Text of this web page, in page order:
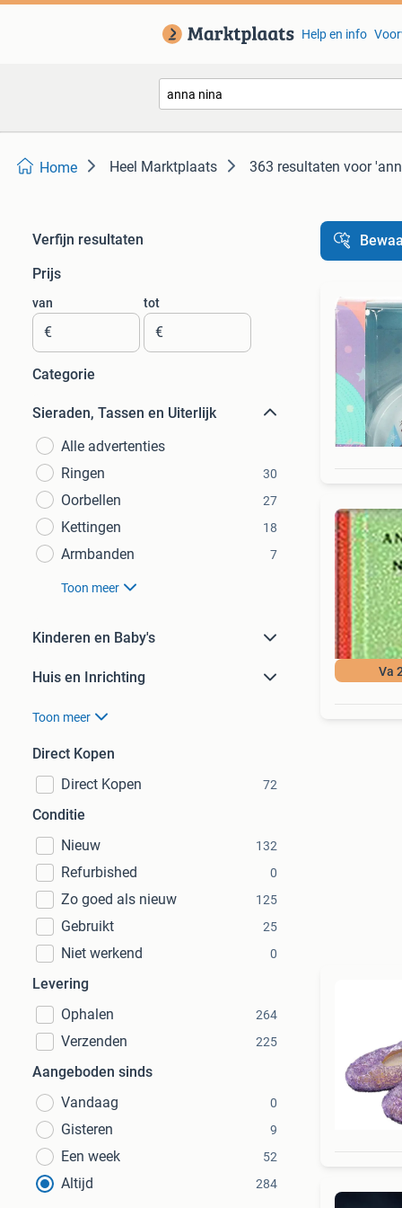
Help en info
Home Heel Marktplaats 363 resultaten voor
Verfijn resultaten
Prijs
van
€
tot
€
Categorie
Sieraden, Tassen en Uiterlijk
Alle advertenties
Ringen
30
Oorbellen 27
Kettingen 18
Armbanden 7
Toon meer
Kinderen en Baby's
Huis en Inrichting
Toon meer
Direct Kopen
Direct Kopen
72
Conditie
Nieuw
132
Refurbished 0
Zo goed als nieuw 125
Gebruikt 25
Niet werkend 0
Levering
Ophalen
264
Verzenden 225
Aangeboden sinds
Vandaag
0
Gisteren 9
Een week 52
Altijd 284
Va